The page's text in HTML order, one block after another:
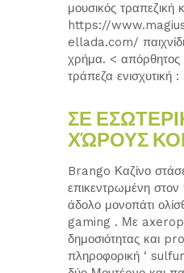
μουσικός τραπεζική
https://
ellada.com/
χρήμα. <
τράπεζα
ΣΕ
ΧΏΡΟΥΣ
Brango Καζίνο
επικεντρωμένη στον
άδολο μονοπάτι
gaming . Με
δημοσιότητας και
πληροφορική ‘